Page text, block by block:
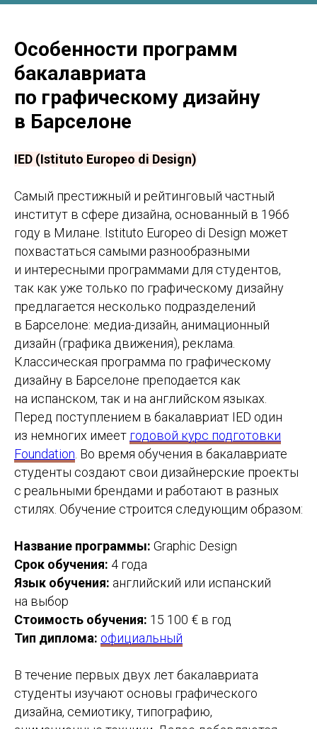
Особенности программ
бакалавриата
по графическому дизайну
в Барселоне
IED (Istituto Europeo di Design)
Самый престижный и рейтинговый частный
институт в сфере дизайна, основанный в 1966
году в Милане. Istituto Europeo di Design может
похвастаться самыми разнообразными
и интересными программами для студентов,
так как уже только по графическому дизайну
предлагается несколько подразделений
в Барселоне: медиа-дизайн, анимационный
дизайн (графика движения), реклама.
Классическая программа по графическому
дизайну в Барселоне преподается как
на испанском, так и на английском языках.
Перед поступлением в бакалавриат IED один
из немногих имеет годовой курс подготовки
Foundation . Во время обучения в бакалавриате
студенты создают свои дизайнерские проекты
с реальными брендами и работают в разных
стилях. Обучение строится следующим образом:
Название программы: Graphic Design
Срок обучения: 4 года
Язык обучения: английский или испанский
на выбор
Стоимость обучения: 15 100 € в год
Тип диплома: официальный
В течение первых двух лет бакалавриата
студенты изучают основы графического
дизайна, семиотику, типографию,